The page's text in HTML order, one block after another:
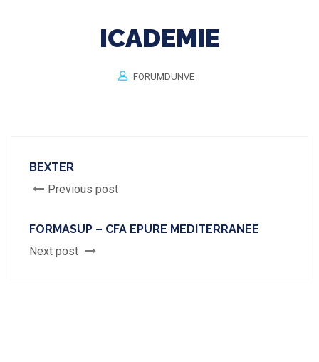
ICADEMIE
FORUMDUNVE
BEXTER
Previous post
FORMASUP – CFA EPURE MEDITERRANEE
Next post